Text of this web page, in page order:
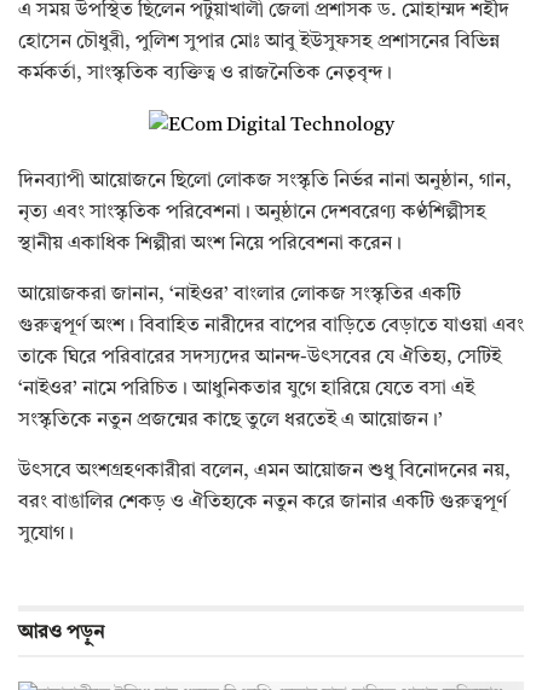
‎এ সময় উপস্থিত ছিলেন পটুয়াখালী জেলা প্রশাসক ড. মোহাম্মদ শহীদ
হোসেন চৌধুরী, পুলিশ সুপার মোঃ আবু ইউসুফসহ প্রশাসনের বিভিন্ন
কর্মকর্তা, সাংস্কৃতিক ব্যক্তিত্ব ও রাজনৈতিক নেতৃবৃন্দ।
‎দিনব্যাপী আয়োজনে ছিলো লোকজ সংস্কৃতি নির্ভর নানা অনুষ্ঠান, গান,
নৃত্য এবং সাংস্কৃতিক পরিবেশনা। অনুষ্ঠানে দেশবরেণ্য কণ্ঠশিল্পীসহ
স্থানীয় একাধিক শিল্পীরা অংশ নিয়ে পরিবেশনা করেন।
‎আয়োজকরা জানান, ‘নাইওর’ বাংলার লোকজ সংস্কৃতির একটি
গুরুত্বপূর্ণ অংশ। বিবাহিত নারীদের বাপের বাড়িতে বেড়াতে যাওয়া এবং
তাকে ঘিরে পরিবারের সদস্যদের আনন্দ-উৎসবের যে ঐতিহ্য, সেটিই
‘নাইওর’ নামে পরিচিত। আধুনিকতার যুগে হারিয়ে যেতে বসা এই
সংস্কৃতিকে নতুন প্রজন্মের কাছে তুলে ধরতেই এ আয়োজন।’
‎উৎসবে অংশগ্রহণকারীরা বলেন, এমন আয়োজন শুধু বিনোদনের নয়,
বরং বাঙালির শেকড় ও ঐতিহ্যকে নতুন করে জানার একটি গুরুত্বপূর্ণ
সুযোগ।
আরও পড়ুন